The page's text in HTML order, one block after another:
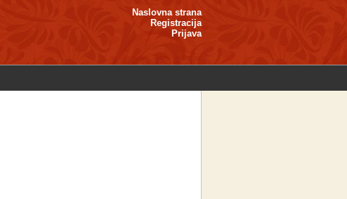
Naslovna strana
Registracija
Prijava